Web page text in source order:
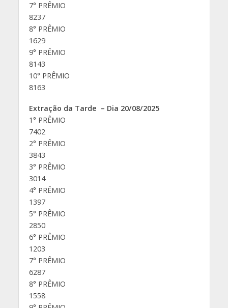
7° PRÊMIO
8237
8° PRÊMIO
1629
9° PRÊMIO
8143
10° PRÊMIO
8163
Extração da Tarde – Dia 20/08/2025
1° PRÊMIO
7402
2° PRÊMIO
3843
3° PRÊMIO
3014
4° PRÊMIO
1397
5° PRÊMIO
2850
6° PRÊMIO
1203
7° PRÊMIO
6287
8° PRÊMIO
1558